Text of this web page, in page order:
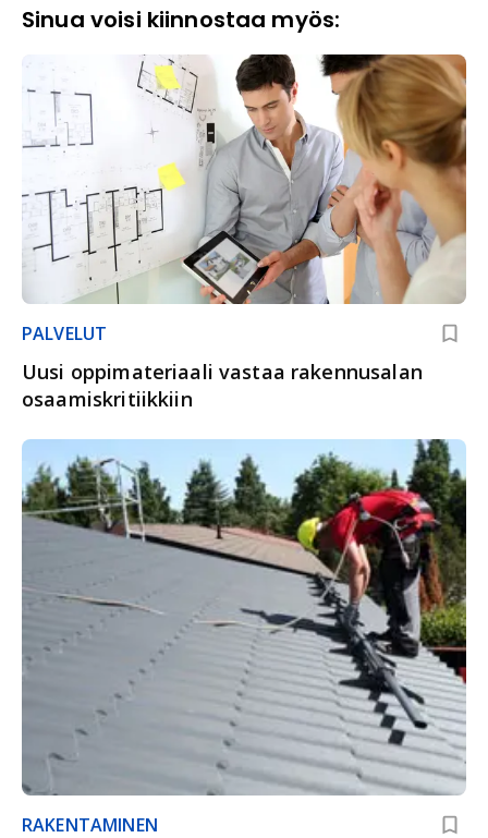
Sinua voisi kiinnostaa myös:
PALVELUT
Uusi oppimateriaali vastaa rakennusalan
osaamiskritiikkiin
RAKENTAMINEN